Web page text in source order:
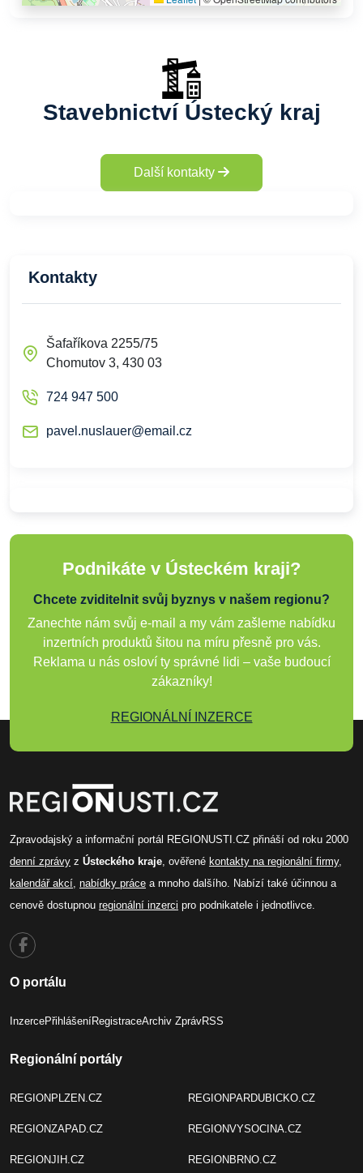
Stavebnictví Ústecký kraj
Další kontakty
Kontakty
Šafaříkova 2255/75
Chomutov 3, 430 03
724 947 500
pavel.nuslauer@email.cz
Podnikáte v Ústeckém kraji?
Chcete zviditelnit svůj byznys v našem regionu?
Zanechte nám svůj e-mail a my vám zašleme nabídku
inzertních produktů šitou na míru přesně pro vás.
Reklama u nás osloví ty správné lidi – vaše budoucí
zákazníky!
REGIONÁLNÍ INZERCE
Zpravodajský a informační portál REGIONUSTI.CZ přináší od roku 2000
denní zprávy z Ústeckého kraje, ověřené kontakty na regionální firmy,
kalendář akcí, nabídky práce a mnoho dalšího. Nabízí také účinnou a
cenově dostupnou regionální inzerci pro podnikatele i jednotlivce.
O portálu
InzercePřihlášeníRegistraceArchiv ZprávRSS
Regionální portály
REGIONPLZEN.CZ
REGIONZAPAD.CZ
REGIONJIH.CZ
REGIONPARDUBICKO.CZ
REGIONVYSOCINA.CZ
REGIONBRNO.CZ